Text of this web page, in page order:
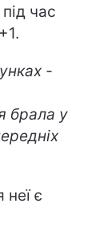
час
-
брала у
є